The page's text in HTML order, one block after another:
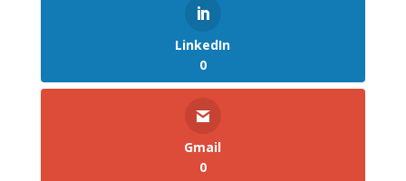
LinkedIn
0
Gmail
0